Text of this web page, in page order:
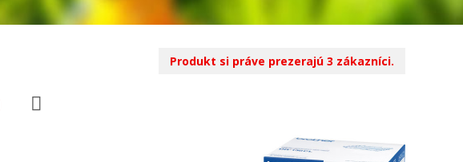
Produkt si práve prezerajú 3 zákazníci.